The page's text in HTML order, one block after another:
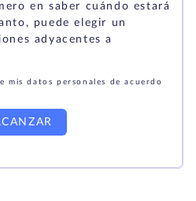
en saber cuándo estará
puede elegir un
adyacentes a
mis datos personales de acuerdo